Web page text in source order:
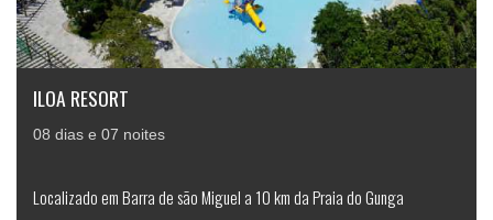
ILOA RESORT
08 dias e 07 noites
Localizado em Barra de são Miguel a 10 km da Praia do Gunga